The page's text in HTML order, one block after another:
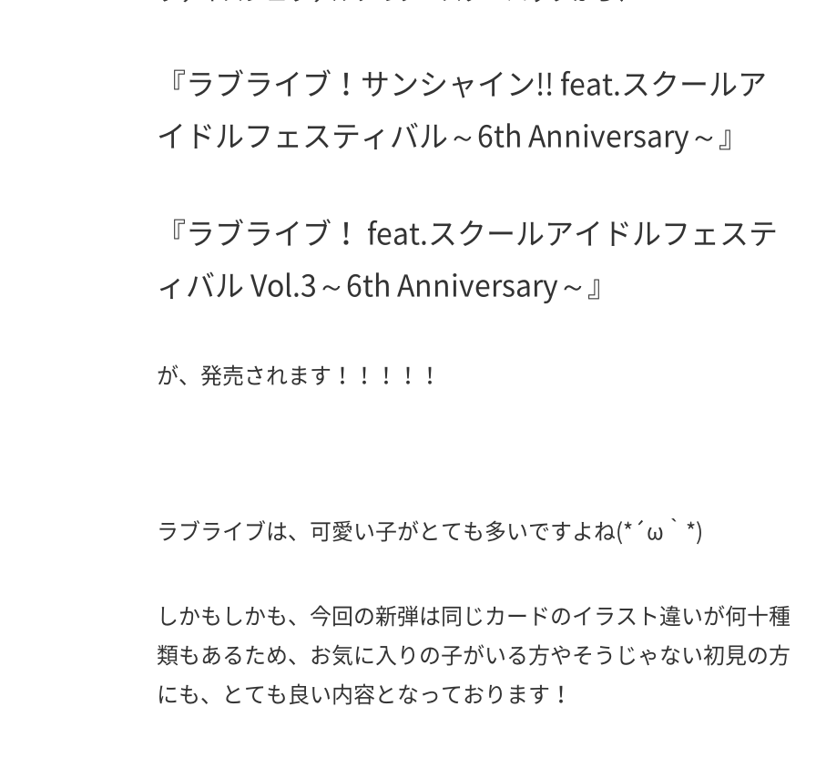
『ラブライブ！サンシャイン!! feat.スクールア
イドルフェスティバル～6th Anniversary～』
『ラブライブ！ feat.スクールアイドルフェステ
ィバル Vol.3～6th Anniversary～』
が、発売されます！！！！！
ラブライブは、可愛い子がとても多いですよね(*´ω｀*)
しかもしかも、今回の新弾は同じカードのイラスト違いが何十種
類もあるため、お気に入りの子がいる方やそうじゃない初見の方
にも、とても良い内容となっております！